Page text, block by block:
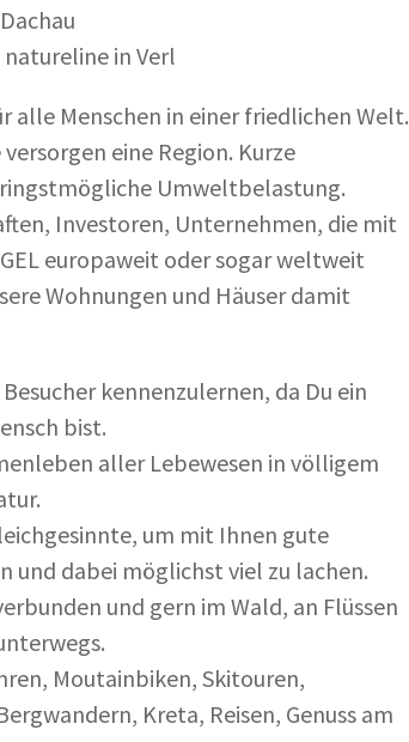
in Verl
alle Menschen in einer friedlichen Welt.
eine Region. Kurze
Umweltbelastung.
Investoren, Unternehmen, die mit
europaweit oder sogar weltweit
Wohnungen und Häuser damit
kennenzulernen, da Du ein
bist.
aller Lebewesen in völligem
um mit Ihnen gute
und dabei möglichst viel zu lachen.
und gern im Wald, an Flüssen
Moutainbiken, Skitouren,
Kreta, Reisen, Genuss am